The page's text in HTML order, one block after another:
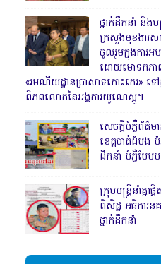
ថ្នាក់ដឹកនាំ និងមន្
ក្រសួងមុខងារស
ចូលរួមក្នុងការអ
ដោយមោទកភាព
«រមណីយដ្ឋានប្រាសាទកោះកេរ» ទ
ពិភពលោកនៃអង្គការយូណេស្កូ។
សេចក្តីបំភ្លឺព័ត៌ម
ខេត្តបាត់ដំបង
ដឹកនាំ បំភ្លឺបែបប
ក្រុមមន្ត្រីនាំគ្ន
ពិសិដ្ឋ អធិការ
ថ្នាក់ដឹកនាំ